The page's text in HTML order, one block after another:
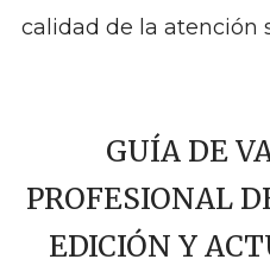
calidad de la atención
GUÍA DE
PROFESIONAL
EDICIÓN Y